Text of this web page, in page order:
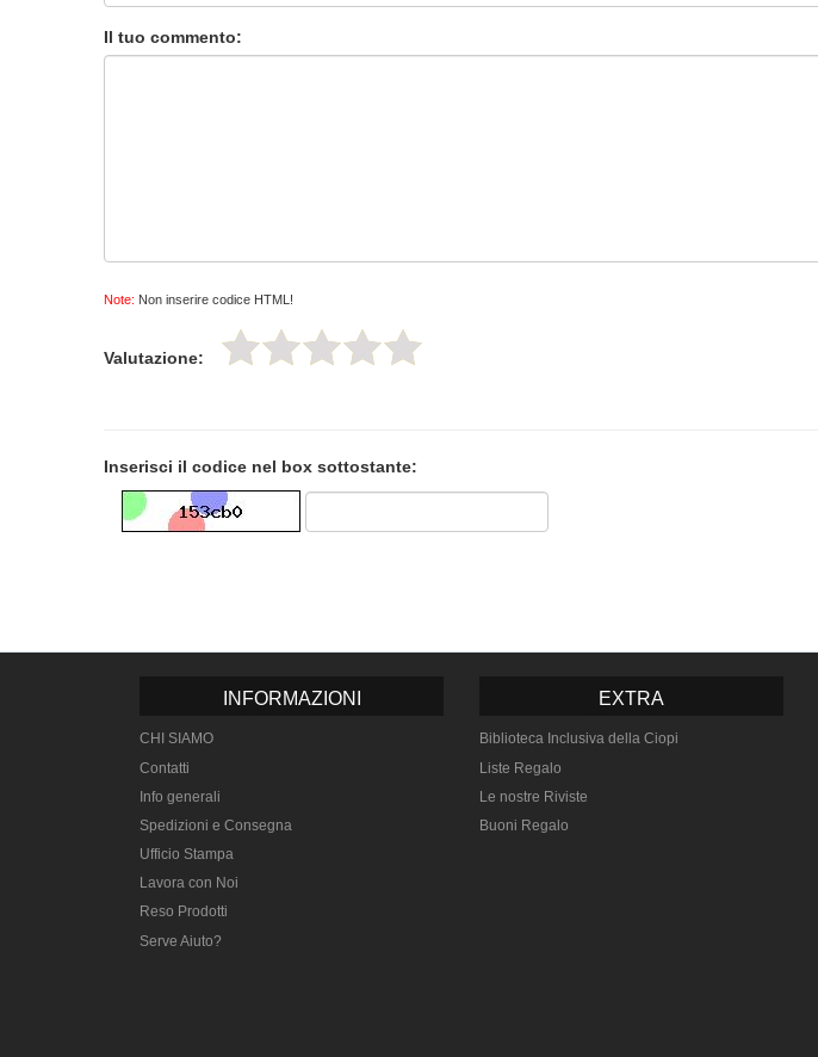
Il tuo commento:
Note: Non inserire codice HTML!
Valutazione:
Inserisci il codice nel box sottostante:
INFORMAZIONI
CHI SIAMO
Contatti
Info generali
Spedizioni e Consegna
Ufficio Stampa
Lavora con Noi
Reso Prodotti
Serve Aiuto?
EXTRA
Biblioteca Inclusiva della Ciopi
Liste Regalo
Le nostre Riviste
Buoni Regalo